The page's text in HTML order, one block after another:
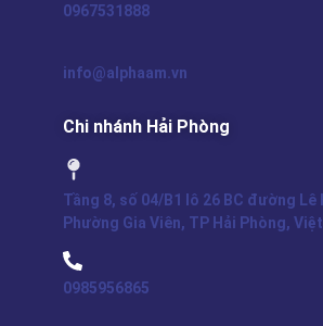
0967531888
info@alphaam.vn
Chi nhánh Hải Phòng
Tầng 8, số 04/B1 lô 26 BC đường Lê
Phường Gia Viên, TP Hải Phòng,
0985956865